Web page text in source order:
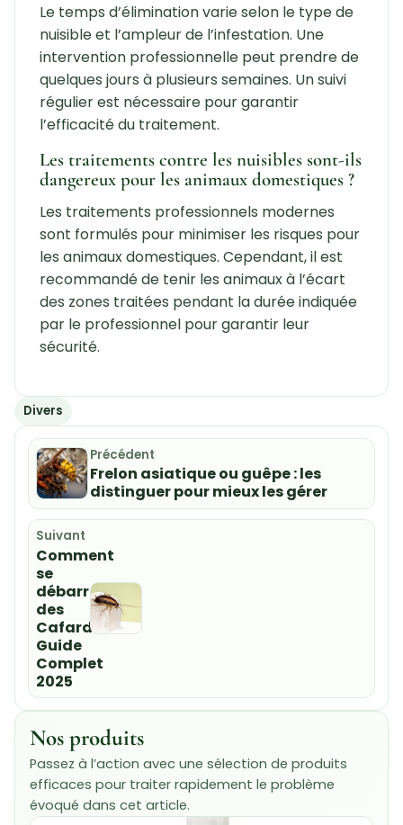
Le temps d’élimination varie selon le type de
nuisible et l’ampleur de l’infestation. Une
intervention professionnelle peut prendre de
quelques jours à plusieurs semaines. Un suivi
régulier est nécessaire pour garantir
l’efficacité du traitement.
Les traitements contre les nuisibles sont-ils
dangereux pour les animaux domestiques ?
Les traitements professionnels modernes
sont formulés pour minimiser les risques pour
les animaux domestiques. Cependant, il est
recommandé de tenir les animaux à l’écart
des zones traitées pendant la durée indiquée
par le professionnel pour garantir leur
sécurité.
Divers
Précédent
Frelon asiatique ou guêpe : les
distinguer pour mieux les gérer
Suivant
Comment
se
débarrasser
des
Cafards:
Guide
Complet
2025
Nos produits
Passez à l’action avec une sélection de produits
efficaces pour traiter rapidement le problème
évoqué dans cet article.